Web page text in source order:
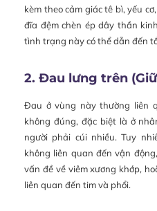
kèm theo cảm giác tê bì, yếu
đĩa đệm chèn ép dây thần
tình trạng này có thể dẫn đến
2. Đau lưng trên
Đau ở vùng này thường liên
không đúng, đặc biệt là ở
người phải cúi nhiều. Tuy
không liên quan đến vận
vấn đề về viêm xương khớp,
liên quan đến tim và phổi.